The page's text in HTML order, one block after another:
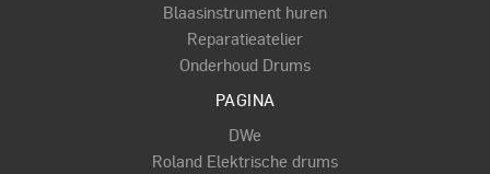
Blaasinstrument huren
Reparatieatelier
Onderhoud Drums
PAGINA
DWe
Roland Elektrische drums